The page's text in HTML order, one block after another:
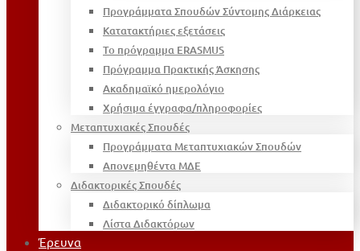
Προγράμματα Σπουδών Σύντομης Διάρκειας
Κατατακτήριες εξετάσεις
Το πρόγραμμα ERASMUS
Πρόγραμμα Πρακτικής Άσκησης
Ακαδημαϊκό ημερολόγιο
Χρήσιμα έγγραφα/πληροφορίες
Μεταπτυχιακές Σπουδές
Προγράμματα Μεταπτυχιακών Σπουδών
Απονεμηθέντα ΜΔΕ
Διδακτορικές Σπουδές
Διδακτορικό δίπλωμα
Λίστα Διδακτόρων
Έρευνα